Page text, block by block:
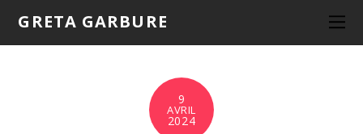
GRETA GARBURE
9
AVRIL
2024